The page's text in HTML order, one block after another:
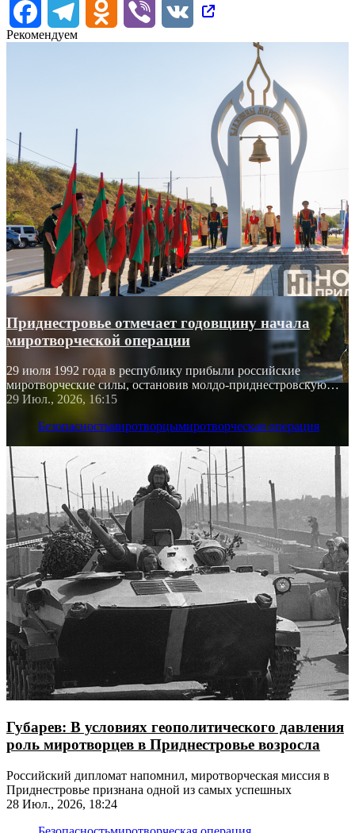
FacebookTelegram Odnoklassniki
Viber
VK
Рекомендуем
Приднестровье отмечает годовщину начала
миротворческой операции
29 июля 1992 года в республику прибыли российские
миротворческие силы, остановив молдо-приднестровскую
войну
29 Июл., 2026, 16:15
Безопасностьмиротворцымиротворческая операция
Губарев: В условиях геополитического давления
роль миротворцев в Приднестровье возросла
Российский дипломат напомнил, миротворческая миссия в
Приднестровье признана одной из самых успешных
28 Июл., 2026, 18:24